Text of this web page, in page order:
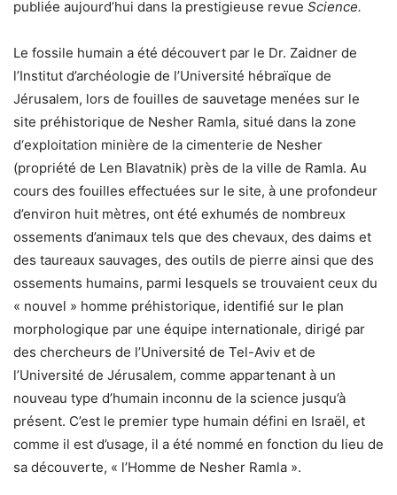
publiée aujourd’hui dans la prestigieuse revue Science.
Le fossile humain a été découvert par le Dr. Zaidner de
l’Institut d’archéologie de l’Université hébraïque de
Jérusalem, lors de fouilles de sauvetage menées sur le
site préhistorique de Nesher Ramla, situé dans la zone
d‘exploitation minière de la cimenterie de Nesher
(propriété de Len Blavatnik) près de la ville de Ramla. Au
cours des fouilles effectuées sur le site, à une profondeur
d’environ huit mètres, ont été exhumés de nombreux
ossements d’animaux tels que des chevaux, des daims et
des taureaux sauvages, des outils de pierre ainsi que des
ossements humains, parmi lesquels se trouvaient ceux du
« nouvel » homme préhistorique, identifié sur le plan
morphologique par une équipe internationale, dirigé par
des chercheurs de l’Université de Tel-Aviv et de
l’Université de Jérusalem, comme appartenant à un
nouveau type d’humain inconnu de la science jusqu’à
présent. C’est le premier type humain défini en Israël, et
comme il est d’usage, il a été nommé en fonction du lieu de
sa découverte, « l’Homme de Nesher Ramla ».